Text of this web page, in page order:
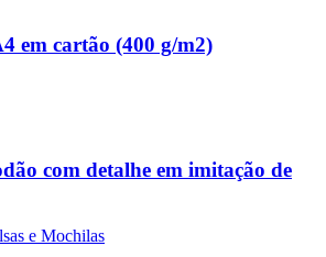
em cartão (400 g/m2)
com detalhe em imitação de
e Mochilas